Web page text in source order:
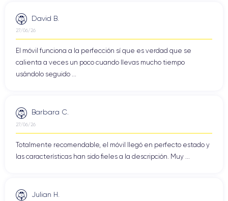
David B.
27/06/26
El móvil funciona a la perfección sí que es verdad que se
calienta a veces un poco cuando llevas mucho tiempo
usándolo seguido ...
Barbara C.
27/06/26
Totalmente recomendable, el móvil llegó en perfecto estado y
las características han sido fieles a la descripción. Muy ...
Julian H.